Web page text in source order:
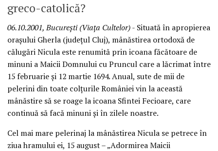
greco-catolică?
06.10.2001, Bucureşti (Viaţa Cultelor)- Situată în apropierea
oraşului Gherla (judeţul Cluj), mânăstirea ortodoxă de
călugări Nicula este renumită prin icoana făcătoare de
minuni a Maicii Domnului cu Pruncul care a lăcrimat între
15 februarie şi 12 martie 1694. Anual, sute de mii de
pelerini din toate colţurile României vin la această
mânăstire să se roage la icoana Sfintei Fecioare, care
continuă să facă minuni şi în zilele noastre.
Cel mai mare pelerinaj la mânăstirea Nicula se petrece în
ziua hramului ei, 15 august – „Adormirea Maicii